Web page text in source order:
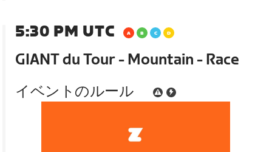
5:30 PM UTC
GIANT du Tour - Mountain - Race
イベントのルール